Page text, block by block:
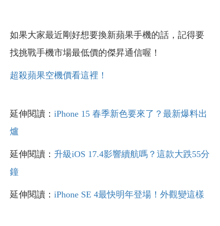
如果大家最近剛好想要換新蘋果手機的話，記得要
找挑戰手機市場最低價的傑昇通信喔！
超殺蘋果空機價看這裡！
延伸閱讀： iPhone 15 春季新色要來了？最新爆料出
爐
延伸閱讀： 升級iOS 17.4影響續航嗎？這款大跌55分
鐘
延伸閱讀： iPhone SE 4最快明年登場！外觀變這樣